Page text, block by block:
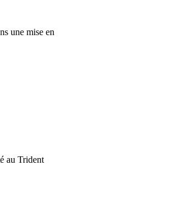
une mise en
au Trident